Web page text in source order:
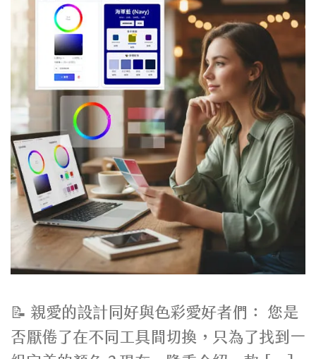
📝 親愛的設計同好與色彩愛好者們： 您是
否厭倦了在不同工具間切換，只為了找到一